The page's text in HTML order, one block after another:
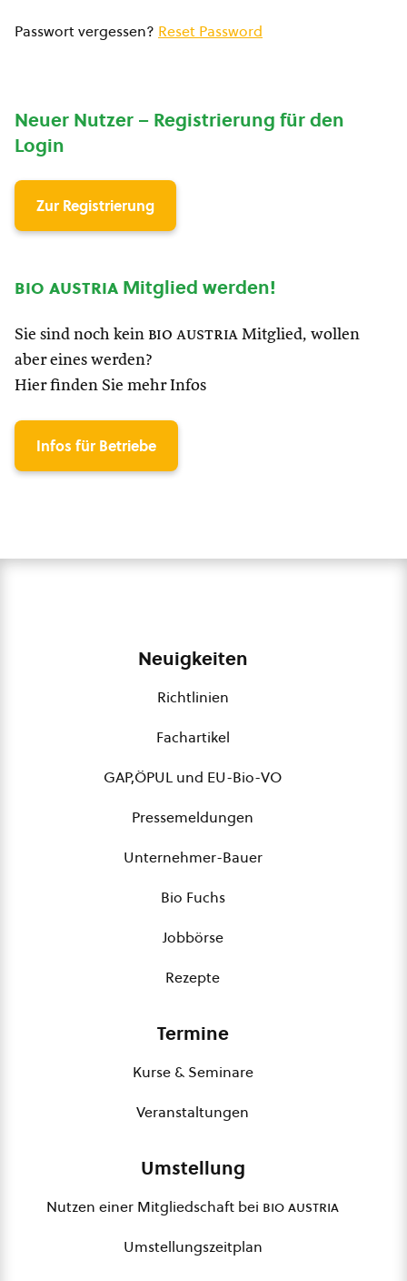
Passwort vergessen? Reset Password
Neuer Nutzer – Registrierung für den
Login
Zur Registrierung
bio austria Mitglied werden!
Sie sind noch kein bio austria Mitglied, wollen
aber eines werden?
Hier finden Sie mehr Infos
Infos für Betriebe
Neuigkeiten
Richtlinien
Fachartikel
GAP,ÖPUL und EU-Bio-VO
Pressemeldungen
Unternehmer-Bauer
Bio Fuchs
Jobbörse
Rezepte
Termine
Kurse & Seminare
Veranstaltungen
Umstellung
Nutzen einer Mitgliedschaft bei bio austria
Umstellungszeitplan